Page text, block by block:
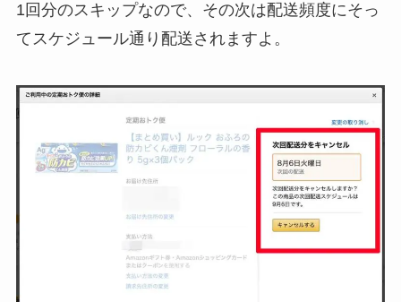
1回分のスキップなので、その次は配送頻度にそっ
てスケジュール通り配送されますよ。